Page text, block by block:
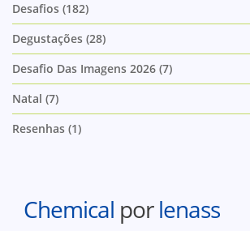
Desafios (182)
Degustações (28)
Desafio Das Imagens 2026 (7)
Natal (7)
Resenhas (1)
Chemical porlenass